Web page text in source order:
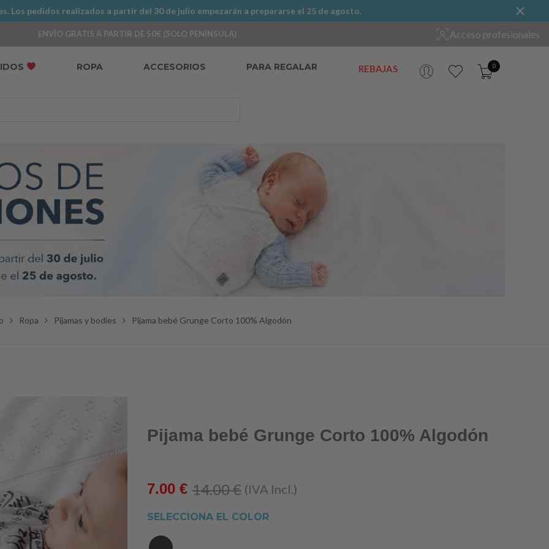
Los pedidos realizados a partir del 30 de julio empezarán a prepararse el 25 de agosto.
ENVÍO GRATIS A PARTIR DE 50€ (SOLO PENÍNSULA) Acceso profesionales
ROPA ACCESORIOS PARA REGALAR REBAJAS 0
Ropa Pijamas y bodies Pijama bebé Grunge Corto 100% Algodón
Pijama bebé Grunge Corto 100% Algodón
14.00€
7.00 € (IVA Incl.)
SELECCIONA EL COLOR